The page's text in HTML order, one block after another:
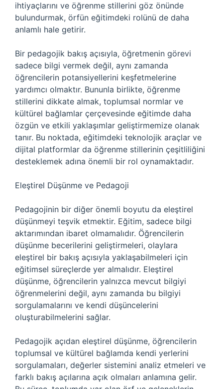
ihtiyaçlarını ve öğrenme stillerini göz önünde
bulundurmak, örfün eğitimdeki rolünü de daha
anlamlı hale getirir.
Bir pedagojik bakış açısıyla, öğretmenin görevi
sadece bilgi vermek değil, aynı zamanda
öğrencilerin potansiyellerini keşfetmelerine
yardımcı olmaktır. Bununla birlikte, öğrenme
stillerini dikkate almak, toplumsal normlar ve
kültürel bağlamlar çerçevesinde eğitimde daha
özgün ve etkili yaklaşımlar geliştirmemize olanak
tanır. Bu noktada, eğitimdeki teknolojik araçlar ve
dijital platformlar da öğrenme stillerinin çeşitliliğini
desteklemek adına önemli bir rol oynamaktadır.
Eleştirel Düşünme ve Pedagoji
Pedagojinin bir diğer önemli boyutu da eleştirel
düşünmeyi teşvik etmektir. Eğitim, sadece bilgi
aktarımından ibaret olmamalıdır. Öğrencilerin
düşünme becerilerini geliştirmeleri, olaylara
eleştirel bir bakış açısıyla yaklaşabilmeleri için
eğitimsel süreçlerde yer almalıdır. Eleştirel
düşünme, öğrencilerin yalnızca mevcut bilgiyi
öğrenmelerini değil, aynı zamanda bu bilgiyi
sorgulamalarını ve kendi düşüncelerini
oluşturabilmelerini sağlar.
Pedagojik açıdan eleştirel düşünme, öğrencilerin
toplumsal ve kültürel bağlamda kendi yerlerini
sorgulamaları, değerler sistemini analiz etmeleri ve
farklı bakış açılarına açık olmaları anlamına gelir.